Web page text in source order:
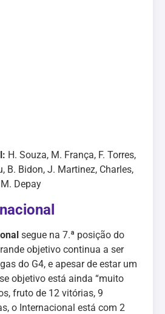
H. Souza, M. França, F. Torres,
B. Bidon, J. Martinez, Charles,
Depay
segue na 7.ª posição do
objetivo continua a ser
do G4, e apesar de estar um
objetivo está ainda “muito
fruto de 12 vitórias, 9
o Internacional está com 2